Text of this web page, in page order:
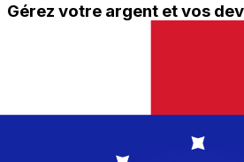
Gérez votre argent et vos
programmez des alertes de taux
l'argent à l'étranger sans frais
l'application dès aujourd'hui !